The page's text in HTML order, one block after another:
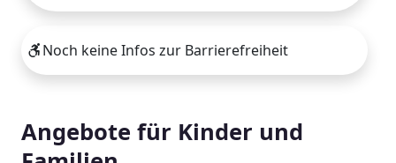
Noch keine Infos zur Barrierefreiheit
Angebote für Kinder und